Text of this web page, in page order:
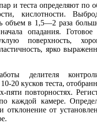
и теста определяют по
кислотности.
объем в 1,5—2 раза
опадания.
поверхность,
ярко
делителя
20 кусков теста,
пяти повторностях.
по каждой камере.
отклонение от